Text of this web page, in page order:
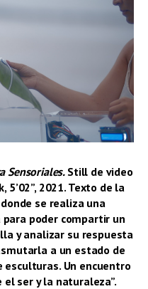
Sensoriales. Still de video
5’02”, 2021. Texto de la
se realiza una
poder compartir un
y analizar su respuesta
a un estado de
Un encuentro
ser y la naturaleza”.